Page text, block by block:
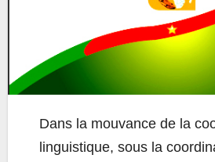
Dans la mouvance de la
linguistique, sous la